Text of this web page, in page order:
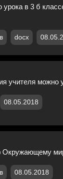
урока в 3 б
docx
учителя можно
08.05.2018
Окружающему
08.05.2018